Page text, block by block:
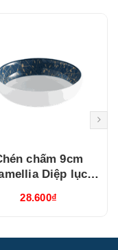
chấm 9cm
Diệp lục
28.600₫